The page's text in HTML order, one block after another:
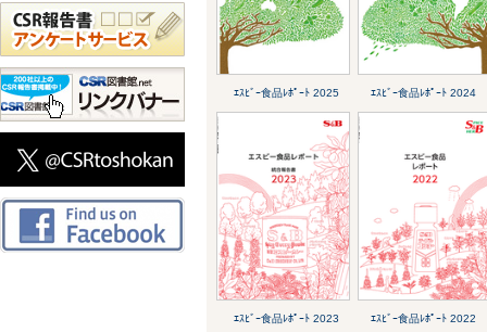
ｴｽﾋﾞｰ食品ﾚﾎﾟｰﾄ 2025 ｴｽﾋﾞｰ食品ﾚﾎﾟｰﾄ 2024
ｴｽﾋﾞｰ食品ﾚﾎﾟｰﾄ 2023 ｴｽﾋﾞｰ食品ﾚﾎﾟｰﾄ 2022